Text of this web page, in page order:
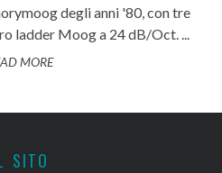
degli anni '80, con tre
ladder Moog a 24 dB/Oct. ...
MORE
SITO